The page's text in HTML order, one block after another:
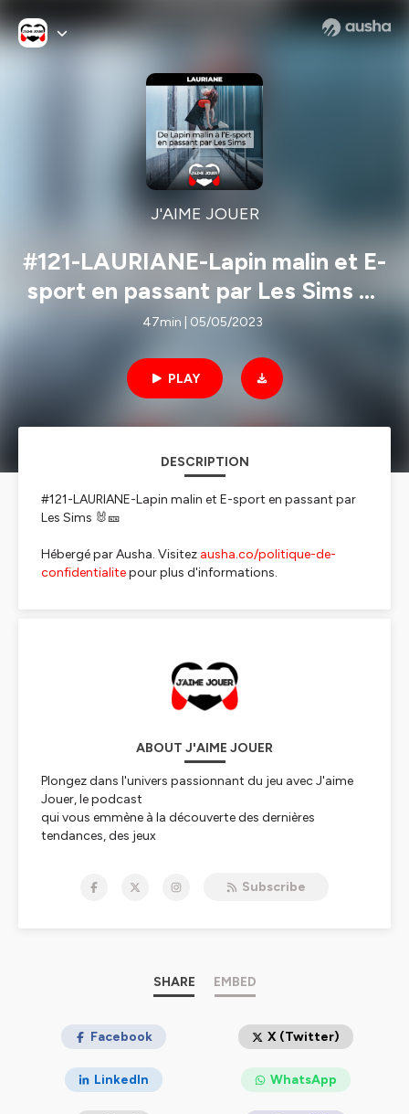
J'AIME JOUER
#121-LAURIANE-Lapin malin et E-
sport en passant par Les Sims 🐰
🎫
47min | 05/05/2023
PLAY
DESCRIPTION
#121-LAURIANE-Lapin malin et E-sport en passant par
Les Sims 🐰🎫
Hébergé par Ausha. Visitez ausha.co/politique-de-
confidentialitepour plus d'informations.
ABOUT J'AIME JOUER
Plongez dans l'univers passionnant du jeu avec J'aime
Jouer, le podcast
qui vous emmène à la découverte des dernières
tendances, des jeux
soyez un joueur passionné ou simplement curieux,
découverte et de partage
avec notre équipe de gamers passionnés, chaque
confidentialite
pour plus d'informations.
Subscribe
SHARE EMBED
Facebook X (Twitter)
LinkedIn WhatsApp